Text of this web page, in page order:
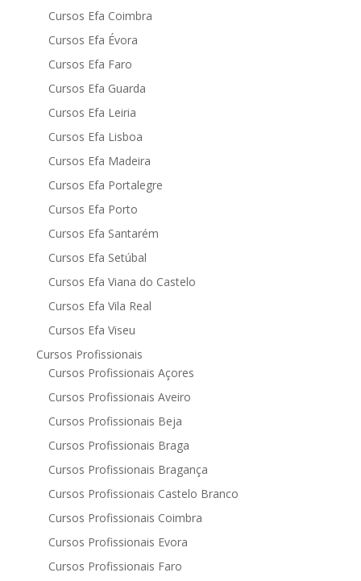
Cursos Efa Coimbra
Cursos Efa Évora
Cursos Efa Faro
Cursos Efa Guarda
Cursos Efa Leiria
Cursos Efa Lisboa
Cursos Efa Madeira
Cursos Efa Portalegre
Cursos Efa Porto
Cursos Efa Santarém
Cursos Efa Setúbal
Cursos Efa Viana do Castelo
Cursos Efa Vila Real
Cursos Efa Viseu
Cursos Profissionais
Cursos Profissionais Açores
Cursos Profissionais Aveiro
Cursos Profissionais Beja
Cursos Profissionais Braga
Cursos Profissionais Bragança
Cursos Profissionais Castelo Branco
Cursos Profissionais Coimbra
Cursos Profissionais Evora
Cursos Profissionais Faro